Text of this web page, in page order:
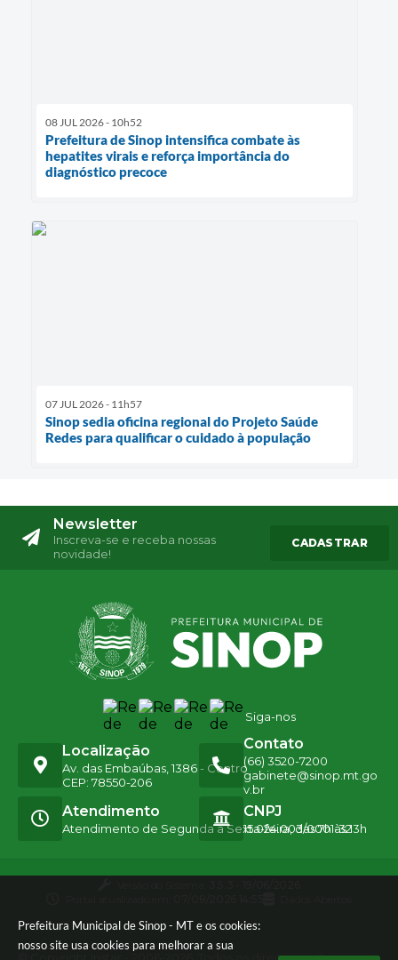
Prefeitura Municipal de Sinop - MT e os cookies:
nosso site usa cookies para melhorar a sua
08 JUL 2026 - 10h52
Prefeitura de Sinop intensifica combate às
hepatites virais e reforça importância do
diagnóstico precoce
07 JUL 2026 - 11h57
Sinop sedia oficina regional do Projeto Saúde
Redes para qualificar o cuidado à população
Newsletter
Inscreva-se e receba nossas
novidade!
CADASTRAR
Siga-nos
Localização
Av. das Embaúbas, 1386 - Centro
CEP: 78550-206
Contato
(66) 3520-7200
gabinete@sinop.mt.go
v.br
Atendimento
Atendimento de Segunda a Sexta-feira, das 7h às 13h
CNPJ
15.024.003/0001-32